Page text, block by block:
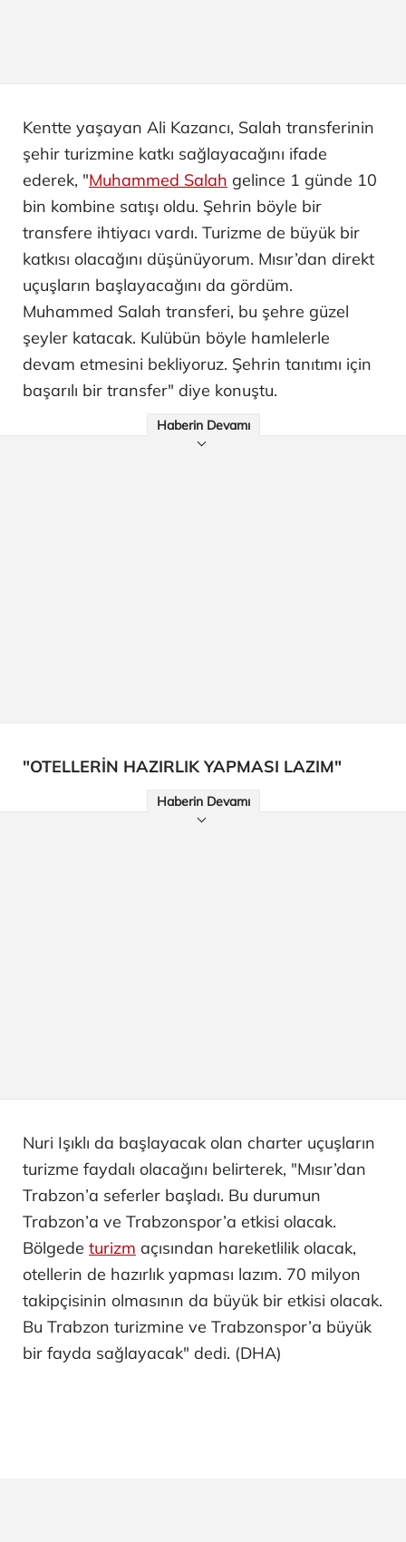
Kentte yaşayan Ali Kazancı, Salah transferinin
şehir turizmine katkı sağlayacağını ifade
ederek, "Muhammed Salah gelince 1 günde 10
bin kombine satışı oldu. Şehrin böyle bir
transfere ihtiyacı vardı. Turizme de büyük bir
katkısı olacağını düşünüyorum. Mısır’dan direkt
uçuşların başlayacağını da gördüm.
Muhammed Salah transferi, bu şehre güzel
şeyler katacak. Kulübün böyle hamlelerle
devam etmesini bekliyoruz. Şehrin tanıtımı için
başarılı bir transfer" diye konuştu.
Haberin Devamı
"OTELLERİN HAZIRLIK YAPMASI LAZIM"
Haberin Devamı
Nuri Işıklı da başlayacak olan charter uçuşların
turizme faydalı olacağını belirterek, "Mısır’dan
Trabzon’a seferler başladı. Bu durumun
Trabzon’a ve Trabzonspor’a etkisi olacak.
Bölgede turizm açısından hareketlilik olacak,
otellerin de hazırlık yapması lazım. 70 milyon
takipçisinin olmasının da büyük bir etkisi olacak.
Bu Trabzon turizmine ve Trabzonspor’a büyük
bir fayda sağlayacak" dedi. (DHA)